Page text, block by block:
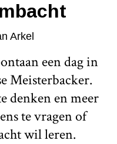
Arkel
een dag in
Meisterbacker.
denken en meer
te vragen of
wil leren.